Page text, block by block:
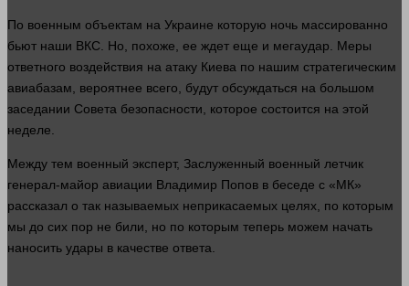
По военным объектам на Украине которую ночь массированно
бьют наши ВКС. Но, похоже, ее ждет еще и мегаудар. Меры
ответного воздействия на атаку Киева по нашим стратегическим
авиабазам, вероятнее всего, будут обсуждаться на большом
заседании Совета безопасности, которое состоится на этой
неделе.
Между тем военный эксперт, Заслуженный военный летчик
генерал-майор авиации Владимир Попов в беседе с «МК»
рассказал о так называемых неприкасаемых целях, по которым
мы до сих пор не били, но по которым теперь можем начать
наносить удары в качестве ответа.